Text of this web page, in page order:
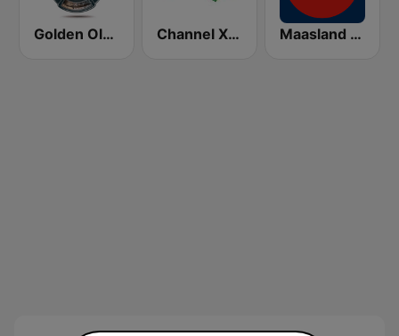
Golden Oldies Radio Channel X - House Classics Maasland Radio